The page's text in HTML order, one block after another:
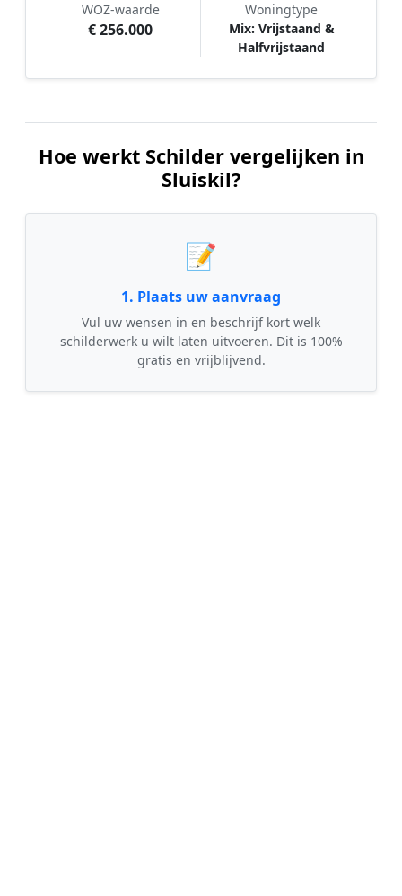
WOZ-waarde
€ 256.000
Woningtype
Mix: Vrijstaand &
Halfvrijstaand
Hoe werkt Schilder vergelijken in
Sluiskil?
📝
1. Plaats uw aanvraag
Vul uw wensen in en beschrijf kort welk
schilderwerk u wilt laten uitvoeren. Dit is 100%
gratis en vrijblijvend.